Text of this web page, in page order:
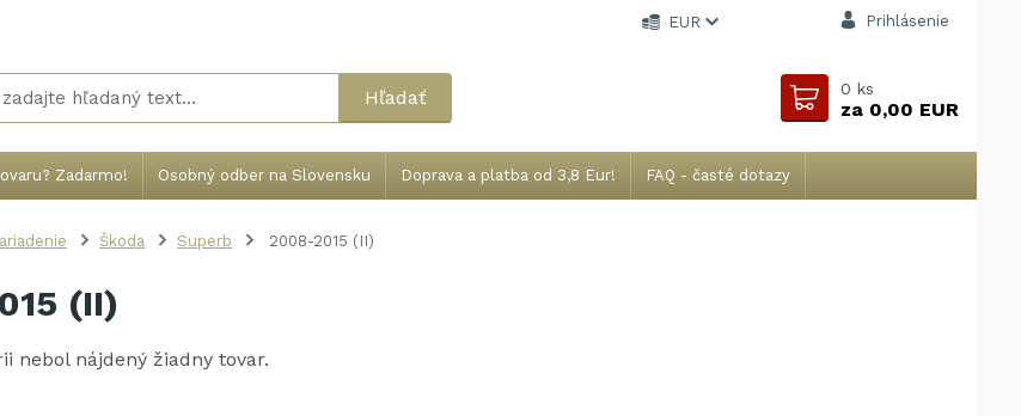
Zadarmo! Osobný odber na Slovensku Doprava a platba od 3,8 Eur! FAQ - časté dotazy
EUR Prihlásenie
Hľadať 0 ks
za0,00 EUR
Škoda Superb 2008-2015 (II)
(II)
nebol nájdený žiadny tovar.